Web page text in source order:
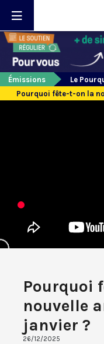
Émissions
Le
Pourquoi fête-t-on la
Pourquoi
nouvelle
janvier ?
26/12/2025